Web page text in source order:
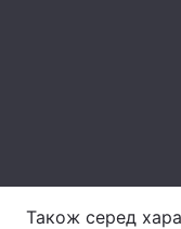
Також серед